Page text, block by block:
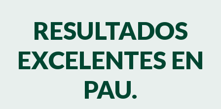
RESULTADOS
EXCELENTES EN
PAU.